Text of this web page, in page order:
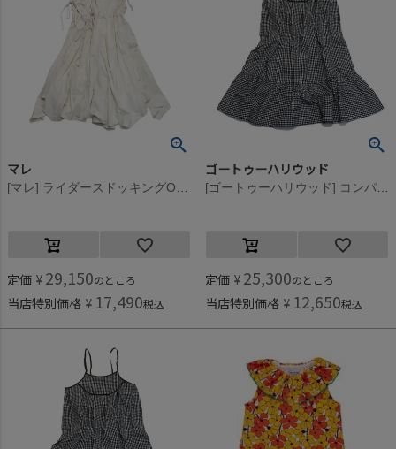
マレ
定価 ¥ 29,150のところ
当店特別価格 ¥ 17,490税込
ゴートゥーハリウッド
定価 ¥ 25,300のところ
当店特別価格 ¥ 12,650税込